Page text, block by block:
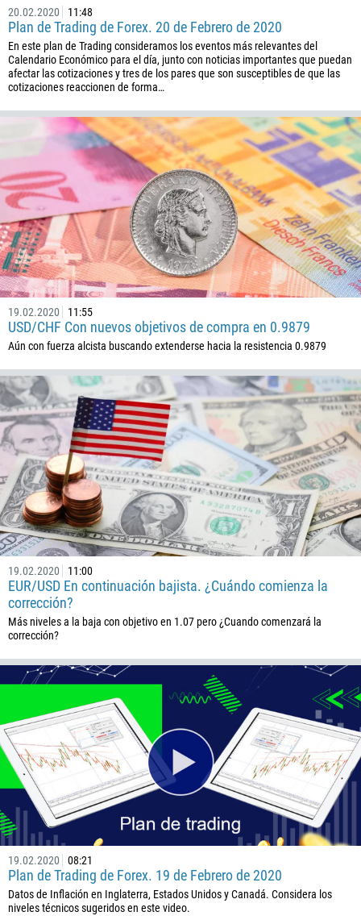
20.02.2020 11:48
Plan de Trading de Forex. 20 de Febrero de 2020
En este plan de Trading consideramos los eventos más relevantes del
Calendario Económico para el día, junto con noticias importantes que puedan
afectar las cotizaciones y tres de los pares que son susceptibles de que las
cotizaciones reaccionen de forma…
19.02.2020 11:55
USD/CHF Con nuevos objetivos de compra en 0.9879
Aún con fuerza alcista buscando extenderse hacia la resistencia 0.9879
19.02.2020 11:00
EUR/USD En continuación bajista. ¿Cuándo comienza la
corrección?
Más niveles a la baja con objetivo en 1.07 pero ¿Cuando comenzará la
corrección?
19.02.2020 08:21
Plan de Trading de Forex. 19 de Febrero de 2020
Datos de Inflación en Inglaterra, Estados Unidos y Canadá. Considera los
niveles técnicos sugeridos en este video.
Callback
Número telefónico
1
93
355
213
1684
376
244
1264
672
1268
54
374
297
61
43
994
1242
880
1246
375
32
501
229
1441
975
591
387
267
Programar una llamada
00:00 — 23:00
Ingresa tu email
Escribe tu comentario, si es necesario
PEDIR UNA LLAMADA